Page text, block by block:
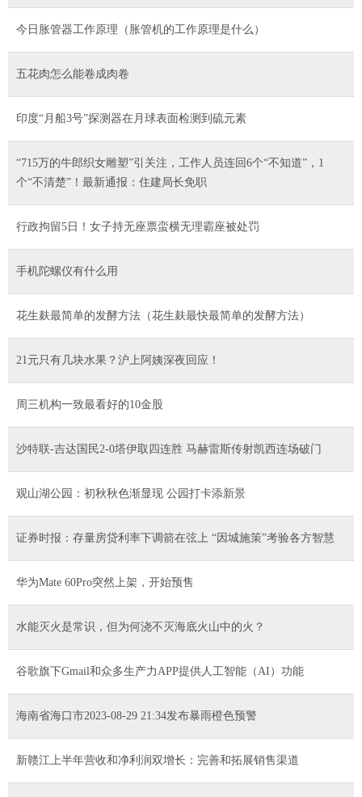
今日胀管器工作原理（胀管机的工作原理是什么）
五花肉怎么能卷成肉卷
印度“月船3号”探测器在月球表面检测到硫元素
“715万的牛郎织女雕塑”引关注，工作人员连回6个“不知道”，1
个“不清楚”！最新通报：住建局长免职
行政拘留5日！女子持无座票蛮横无理霸座被处罚
手机陀螺仪有什么用
花生麸最简单的发酵方法（花生麸最快最简单的发酵方法）
21元只有几块水果？沪上阿姨深夜回应！
周三机构一致最看好的10金股
沙特联-吉达国民2-0塔伊取四连胜 马赫雷斯传射凯西连场破门
观山湖公园：初秋秋色渐显现 公园打卡添新景
证券时报：存量房贷利率下调箭在弦上 “因城施策”考验各方智慧
华为Mate 60Pro突然上架，开始预售
水能灭火是常识，但为何浇不灭海底火山中的火？
谷歌旗下Gmail和众多生产力APP提供人工智能（AI）功能
海南省海口市2023-08-29 21:34发布暴雨橙色预警
新赣江上半年营收和净利润双增长：完善和拓展销售渠道